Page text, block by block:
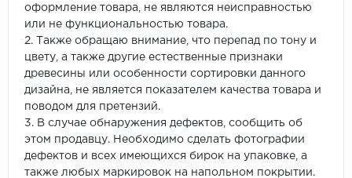
оформление товара, не являются неисправностью
или не функциональностью товара.
2. Также обращаю внимание, что перепад по тону и
цвету, а также другие естественные признаки
древесины или особенности сортировки данного
дизайна, не является показателем качества товара и
поводом для претензий.
3. В случае обнаружения дефектов, сообщить об
этом продавцу. Необходимо сделать фотографии
дефектов и всех имеющихся бирок на упаковке, а
также любых маркировок на напольном покрытии.